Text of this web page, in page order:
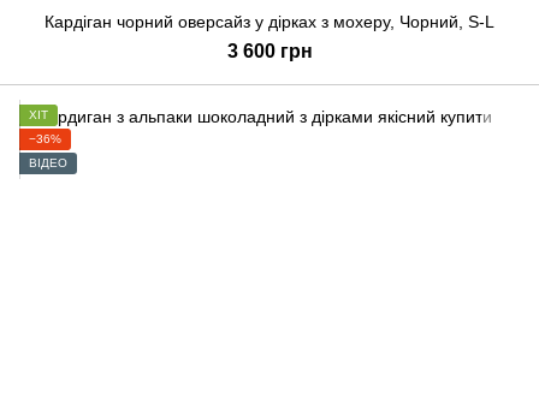
Кардіган чорний оверсайз у дірках з мохеру, Чорний, S-L
3 600 грн
ХІТ
−36%
ВІДЕО